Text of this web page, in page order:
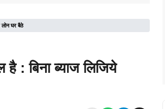
घर बैठे
बिना ब्याज लिजिये